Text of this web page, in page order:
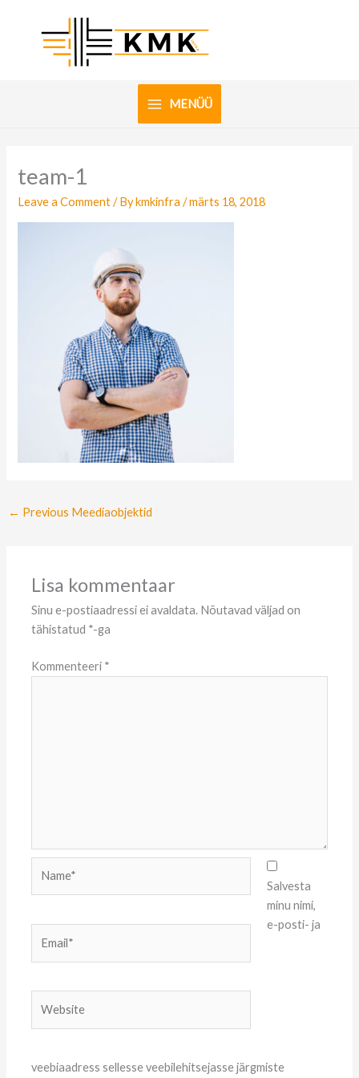
MENÜÜ
team-1
Leave a Comment / Bykmkinfra/märts 18, 2018
← Previous Meediaobjektid
Lisa kommentaar
Sinu e-postiaadressi ei avaldata. Nõutavad väljad on
tähistatud *-ga
Kommenteeri *
Salvesta
minu nimi,
e-posti- ja
veebiaadress sellesse veebilehitsejasse järgmiste